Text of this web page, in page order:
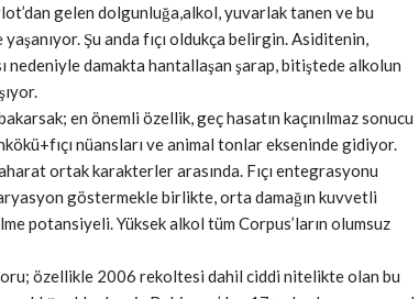
gelen dolgunluğa,alkol, yuvarlak tanen ve bu
Şu anda fıçı oldukça belirgin. Asiditenin,
nedeniyle damakta hantallaşan şarap, bitiştede alkolun
en önemli özellik, geç hasatın kaçınılmaz sonucu
nüansları ve animal tonlar ekseninde gidiyor.
ortak karakterler arasında. Fıçı entegrasyonu
göstermekle birlikte, orta damağın kuvvetli
potansiyeli. Yüksek alkol tüm Corpus’ların olumsuz
özellikle 2006 rekoltesi dahil ciddi nitelikte olan bu